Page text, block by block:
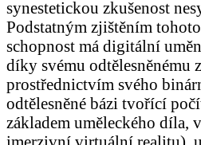
synestetickou zkušenost
Podstatným zjištěním
schopnost má digitální
díky svému odtělesněnému
prostřednictvím svého
odtělesněné bázi tvořící
základem uměleckého díla,
imerzivní virtuální realitu),